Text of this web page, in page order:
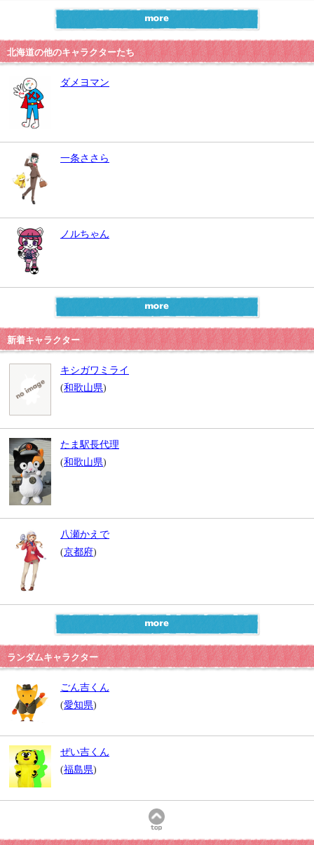
北海道の他のキャラクターたち
ダメヨマン
一条ささら
ノルちゃん
新着キャラクター
キシガワミライ
(和歌山県)
たま駅長代理
(和歌山県)
八瀬かえで
(京都府)
ランダムキャラクター
ごん吉くん
(愛知県)
ぜい吉くん
(福島県)